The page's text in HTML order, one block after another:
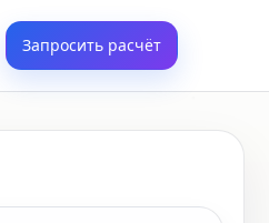
Запросить расчёт